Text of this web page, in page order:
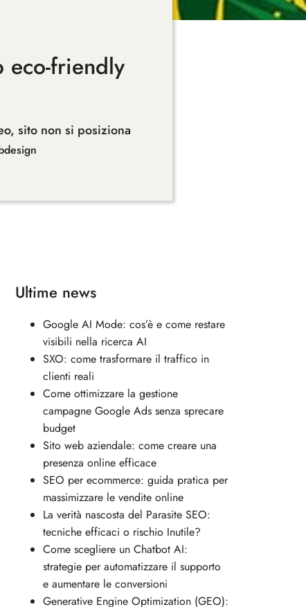
friendly
, sito non si posiziona
Ultime news
Google AI Mode: cos’è e come restare
visibili nella ricerca AI
SXO: come trasformare il traffico in
clienti reali
Come ottimizzare la gestione
campagne Google Ads senza sprecare
budget
Sito web aziendale: come creare una
presenza online efficace
SEO per ecommerce: guida pratica per
massimizzare le vendite online
La verità nascosta del Parasite SEO:
tecniche efficaci o rischio Inutile?
Come scegliere un Chatbot AI:
strategie per automatizzare il supporto
e aumentare le conversioni
Generative Engine Optimization (GEO):